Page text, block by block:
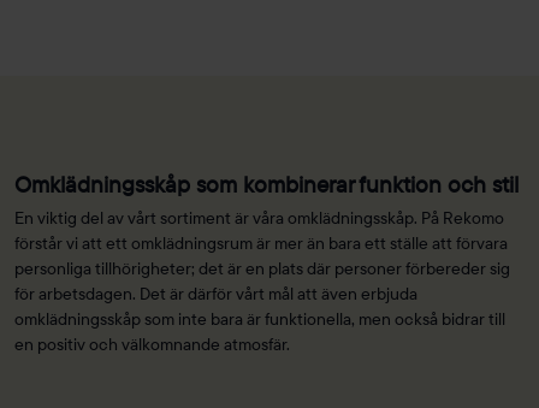
Omklädningsskåp som kombinerar funktion och stil
En viktig del av vårt sortiment är våra omklädningsskåp. På Rekomo
förstår vi att ett omklädningsrum är mer än bara ett ställe att förvara
personliga tillhörigheter; det är en plats där personer förbereder sig
för arbetsdagen. Det är därför vårt mål att även erbjuda
omklädningsskåp som inte bara är funktionella, men också bidrar till
en positiv och välkomnande atmosfär.